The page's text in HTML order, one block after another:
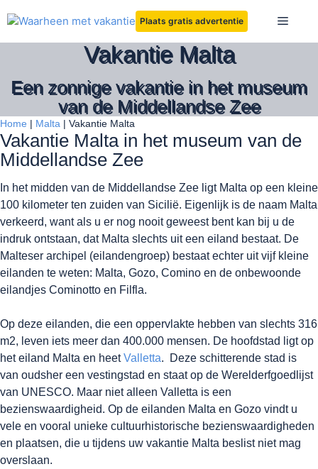
naar
de
Plaats gratis advertentie Menu
Vakantie Malta
Een zonnige vakantie in het museum
van de Middellandse Zee
Home | Malta | Vakantie Malta
Vakantie Malta in het museum van de
Middellandse Zee
In het midden van de Middellandse Zee ligt Malta op een kleine
100 kilometer ten zuiden van Sicilië. Eigenlijk is de naam Malta
verkeerd, want als u er nog nooit geweest bent kan bij u de
indruk ontstaan, dat Malta slechts uit een eiland bestaat. De
Malteser archipel (eilandengroep) bestaat echter uit vijf kleine
eilanden te weten: Malta, Gozo, Comino en de onbewoonde
eilandjes Cominotto en Filfla.
Op deze eilanden, die een oppervlakte hebben van slechts 316
m2, leven iets meer dan 400.000 mensen. De hoofdstad ligt op
het eiland Malta en heetValletta. Deze schitterende stad is
van oudsher een vestingstad en staat op de Werelderfgoedlijst
van UNESCO. Maar niet alleen Valletta is een
bezienswaardigheid. Op de eilanden Malta en Gozo vindt u
vele en vooral unieke cultuurhistorische bezienswaardigheden
en plaatsen, die u tijdens uw vakantie Malta beslist niet mag
overslaan.